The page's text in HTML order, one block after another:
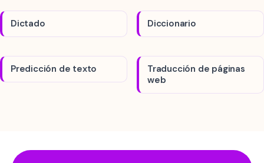
Dictado Diccionario
Predicción de texto
Traducción de páginas
web